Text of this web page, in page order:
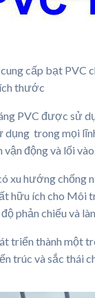
cấp bạt PVC
thước
PVC được sử
dụng trong mọi
vận động và lối
xu hướng chống
hữu ích cho Môi
phản chiếu và
triển thành một
​​trúc và sắc thái